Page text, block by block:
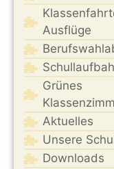
Ausflüge
Grünes
Aktuelles
Unsere
Downloads